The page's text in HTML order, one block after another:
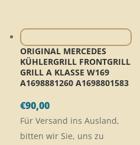
ORIGINAL MERCEDES
KÜHLERGRILL FRONTGRILL
GRILL A KLASSE W169
A1698881260 A1698801583
€90,00
Für Versand ins Ausland,
bitten wir Sie, uns zu